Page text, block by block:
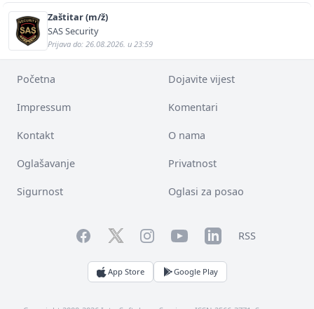
Zaštitar (m/ž)
SAS Security
Prijava do: 26.08.2026. u 23:59
Početna Dojavite vijest
Impressum Komentari
Kontakt O nama
Oglašavanje Privatnost
Sigurnost Oglasi za posao
FacebookTwitterInstagramYouTubeLinkedInRSS
App Store Google Play